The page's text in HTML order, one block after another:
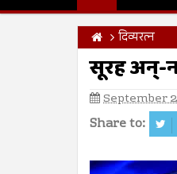
दिव्यरत्न
सूरह अन्-
September
Share to: